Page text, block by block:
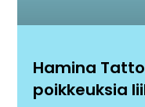
Hamina
poikkeuksia